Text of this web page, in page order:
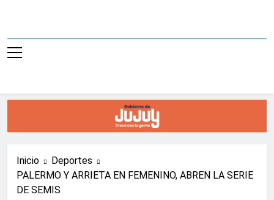
Inicio
Deportes
PALERMO Y ARRIETA EN FEMENINO, ABREN LA SERIE
DE SEMIS